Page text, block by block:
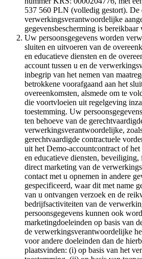
537 560 PLN (volledig gestort). De
verwerkingsverantwoordelijke
gegevensbescherming is bereikbaar
Uw persoonsgegevens worden
sluiten en uitvoeren van de
en educatieve diensten en de
account tussen u en de
inbegrip van het nemen van
betrokkene voorafgaand aan het
overeenkomsten, alsmede om te
die voortvloeien uit regelgeving
toestemming. Uw
ten behoeve van de
verwerkingsverantwoordelijke,
gerechtvaardigde contractuele
uit het Demo-accountcontract of
en educatieve diensten,
direct marketing van de
contact met u opnemen in andere
gespecificeerd, waar dit met name
van u ontvangen verzoek en de
bedrijfsactiviteiten van de
persoonsgegevens kunnen ook
marketingdoeleinden op basis van
de verwerkingsverantwoordelijke
voor andere doeleinden dan de
plaatsvinden: (i) op basis van het